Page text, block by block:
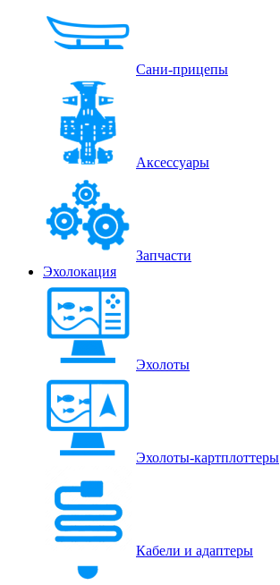
Сани-прицепы
Аксессуары
Запчасти
Эхолокация
Эхолоты
Эхолоты-картплоттеры
Кабели и адаптеры